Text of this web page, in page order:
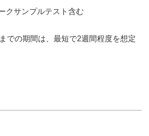
クサンプルテスト含む
での期間は、最短で2週間程度を想定